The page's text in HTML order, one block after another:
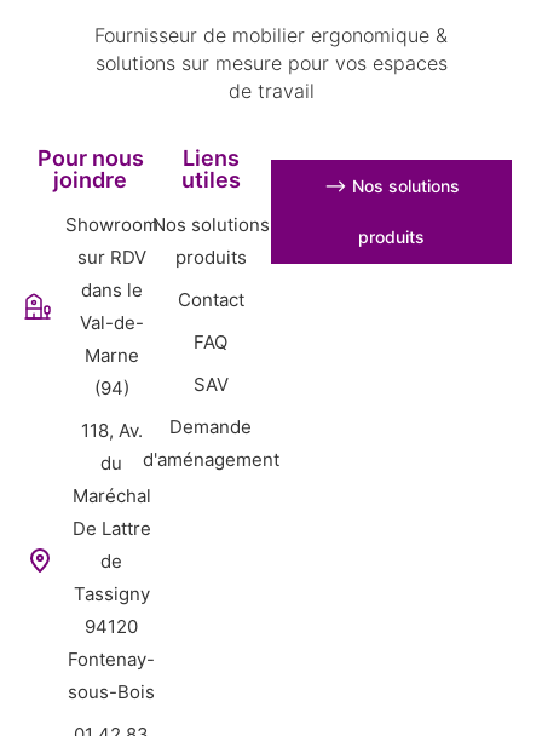
Fournisseur de mobilier ergonomique &
solutions sur mesure pour vos espaces
de travail
Pour nous
joindre
Showroom
sur RDV
dans le
Val-de-
Marne
(94)
118, Av.
du
Maréchal
De Lattre
de
Tassigny
94120
Fontenay-
sous-Bois
Liens
utiles
Nos solutions
produits
Contact
FAQ
SAV
Demande
d'aménagement
⟶ Nos solutions
produits